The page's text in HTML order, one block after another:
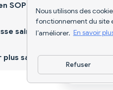
Nous utilisons des
fonctionnement du site
l’améliorer. En savoir
Refuser
SOPK
saine
sain